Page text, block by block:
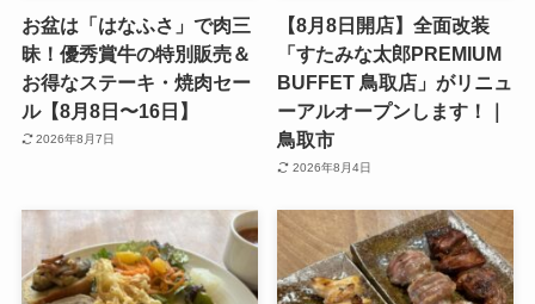
お盆は「はなふさ」で肉三
昧！優秀賞牛の特別販売＆
お得なステーキ・焼肉セー
ル【8月8日〜16日】
2026年8月7日
【8月8日開店】全面改装
「すたみな太郎PREMIUM
BUFFET 鳥取店」がリニュ
ーアルオープンします！｜
鳥取市
2026年8月4日